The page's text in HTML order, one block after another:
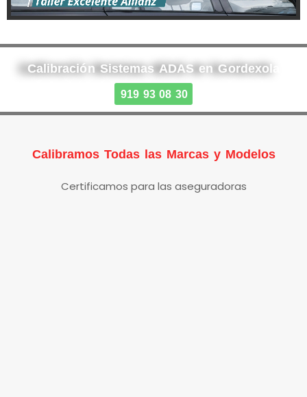
Calibración Sistemas ADAS en Gordexola
919 93 08 30
Calibramos Todas las Marcas y Modelos
Certificamos para las aseguradoras